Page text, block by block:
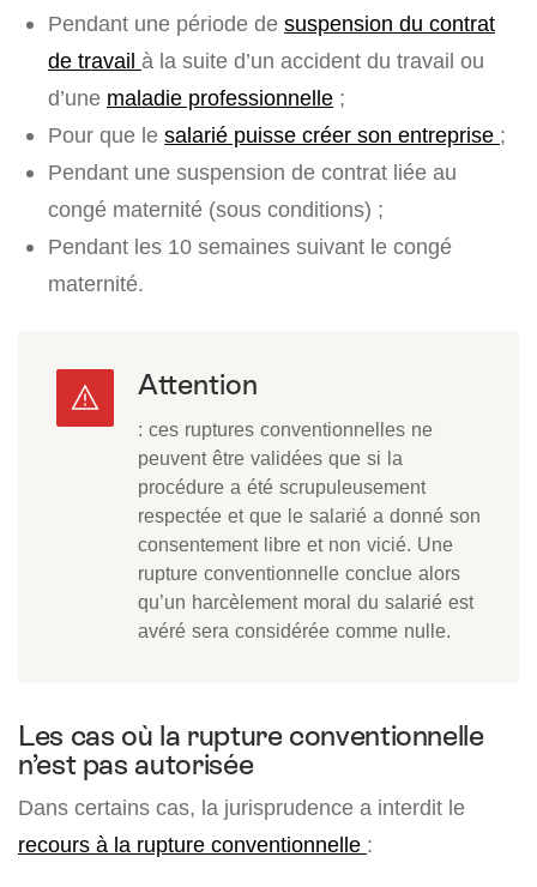
Pendant une période de suspension du contrat
de travail à la suite d’un accident du travail ou
d’une maladie professionnelle ;
Pour que le salarié puisse créer son entreprise ;
Pendant une suspension de contrat liée au
congé maternité (sous conditions) ;
Pendant les 10 semaines suivant le congé
maternité.
Attention
: ces ruptures conventionnelles ne
peuvent être validées que si la
procédure a été scrupuleusement
respectée et que le salarié a donné son
consentement libre et non vicié. Une
rupture conventionnelle conclue alors
qu’un harcèlement moral du salarié est
avéré sera considérée comme nulle.
Les cas où la rupture conventionnelle
n’est pas autorisée
Dans certains cas, la jurisprudence a interdit le
recours à la rupture conventionnelle :